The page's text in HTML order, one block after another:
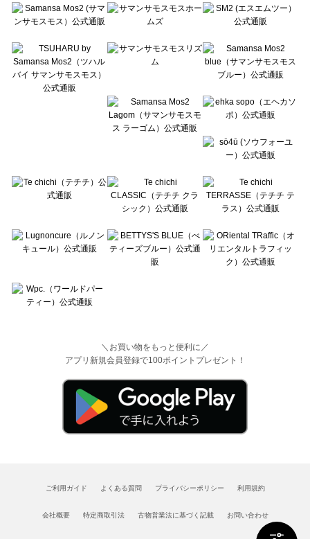
Te chichi（テチチ）のアウター一覧
Te chichi CLASSIC（テチチ クラシック）のアウター一覧
Lugnoncure（ルノンキュール）のアウター一覧
BETTY'S BLUE（べティーズブルー）のアウター一覧
Wpc.（ワールドパーティー）のアウター一覧
＼お買い物をもっと便利に／
アプリ新規会員登録で100ポイントプレゼント！
ご利用ガイド よくある質問 プライバシーポリシー 利用規約
会社概要 特定商取引法 古物営業法に基づく記載 お問い合わせ